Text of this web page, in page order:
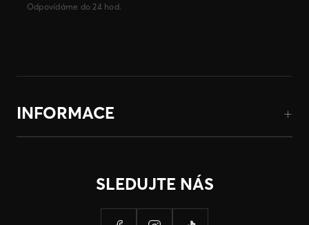
Odpovídáme do 24 hod.
INFORMACE
SLEDUJTE NÁS